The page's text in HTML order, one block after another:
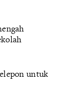
untuk